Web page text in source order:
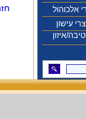
אלכוהול
עישון
איזון